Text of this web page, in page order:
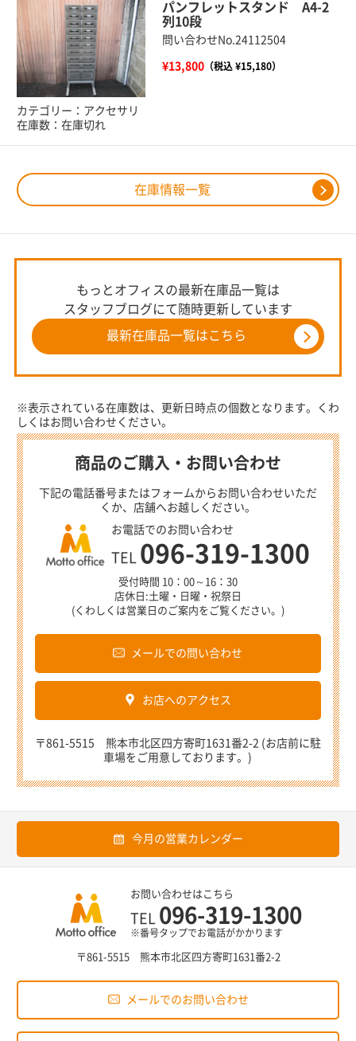
在庫情報一覧
パンフレットスタンド A4-2
列10段
問い合わせNo.24112504
¥13,800（税込 ¥15,180）
カテゴリー：アクセサリ
在庫数：在庫切れ
もっとオフィスの最新在庫品一覧は
スタッフブログにて随時更新しています
最新在庫品一覧はこちら
※表示されている在庫数は、更新日時点の個数となります。くわ
しくはお問い合わせください。
商品のご購入・お問い合わせ
下記の電話番号またはフォームからお問い合わせいただ
くか、店舗へお越しください。
お電話でのお問い合わせ
TEL 096-319-1300
受付時間 10：00～16：30
店休日:土曜・日曜・祝祭日
(くわしくは営業日のご案内をご覧ください。)
メールでの問い合わせ
お店へのアクセス
〒861-5515 熊本市北区四方寄町1631番2-2 (お店前に駐
車場をご用意しております。)
今月の営業カレンダー
お問い合わせはこちら
TEL 096-319-1300
※番号タップでお電話がかかります
〒861-5515 熊本市北区四方寄町1631番2-2
メールでのお問い合わせ